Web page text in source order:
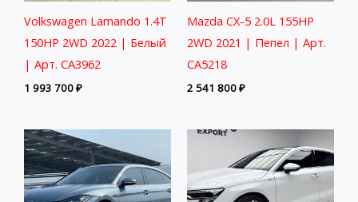
Volkswagen Lamando 1.4T
150HP 2WD 2022 | Белый
| Арт. CA3962
1 993 700₽
Mazda CX-5 2.0L 155HP
2WD 2021 | Пепел | Арт.
CA5218
2 541 800₽